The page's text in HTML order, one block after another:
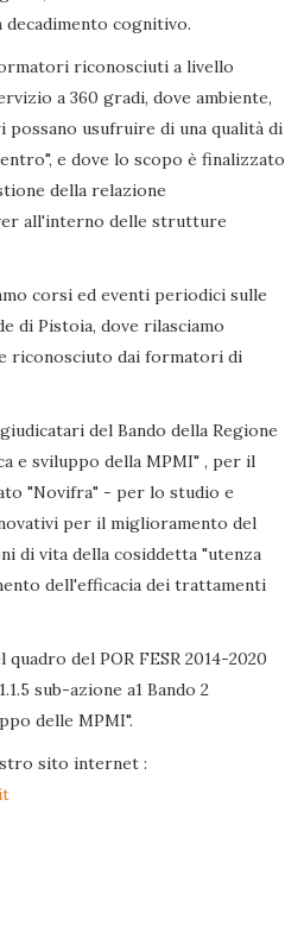
cognitivo.
riconosciuti a livello
a 360 gradi, dove ambiente,
usufruire di una qualità di
e dove lo scopo è finalizzato
della relazione
all'interno delle strutture
corsi ed eventi periodici sulle
di Pistoia, dove rilasciamo
riconosciuto dai formatori di
del Bando della Regione
e sviluppo della MPMI" , per il
"Novifra" - per lo studio e
per il miglioramento del
di vita della cosiddetta "utenza
dell'efficacia dei trattamenti
del POR FESR 2014-2020
sub-azione a1 Bando 2
delle MPMI".
sito internet :